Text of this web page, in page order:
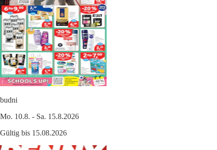
budni
Mo. 10.8. - Sa. 15.8.2026
Gültig bis 15.08.2026